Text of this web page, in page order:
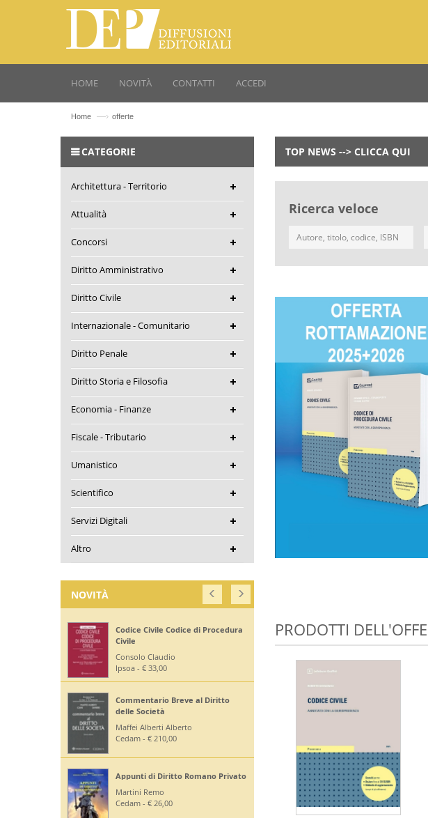
HOME NOVITÀ CONTATTI ACCEDI
Home —› offerte
TOP NEWS --> CLICCA QUI
Ricerca veloce
PRODOTTI
CATEGORIE
Architettura - Territorio
Attualità
Concorsi
Diritto Amministrativo
Diritto Civile
Internazionale - Comunitario
Diritto Penale
Diritto Storia e Filosofia
Economia - Finanze
Fiscale - Tributario
Umanistico
Scientifico
Servizi Digitali
Altro
NOVITÀ
Codice Civile Codice di Procedura
Civile
Consolo Claudio
Ipsoa - € 33,00
Commentario Breve al Diritto
delle Società
Maffei Alberti Alberto
Cedam - € 210,00
Appunti di Diritto Romano Privato
Martini Remo
Cedam - € 26,00